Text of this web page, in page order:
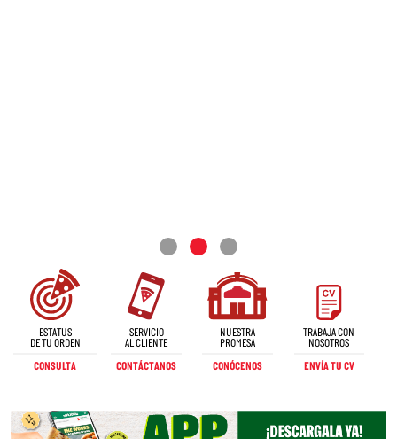
ESTATUS
DE TU ORDEN
CONSULTA
SERVICIO
AL CLIENTE
CONTÁCTANOS
NUESTRA
PROMESA
CONÓCENOS
TRABAJA CON
NOSOTROS
ENVÍA TU CV